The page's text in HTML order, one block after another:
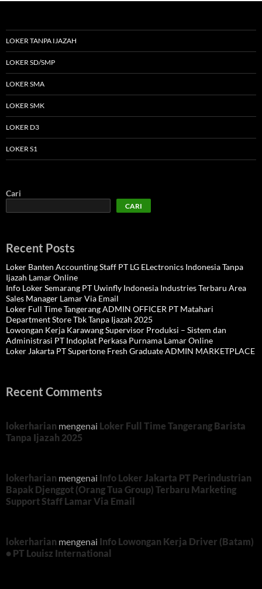
LOKER TANPA IJAZAH
LOKER SD/SMP
LOKER SMA
LOKER SMK
LOKER D3
LOKER S1
Cari
CARI
Recent Posts
Loker Banten Accounting Staff PT LG ELectronics Indonesia Tanpa
Ijazah Lamar Online
Info Loker Semarang PT Uwinfly Indonesia Industries Terbaru Area
Sales Manager Lamar Via Email
Loker Full Time Tangerang ADMIN OFFICER PT Matahari
Department Store Tbk Tanpa Ijazah 2025
Lowongan Kerja Karawang Supervisor Produksi – Sistem dan
Administrasi PT Indoplat Perkasa Purnama Lamar Online
Loker Jakarta PT Supertone Fresh Graduate ADMIN MARKETPLACE
Recent Comments
lokerharian mengenai Loker Full Time Tangerang Barista
Tanpa Ijazah 2025
lokerharian mengenai Info Loker Jakarta PT Perindustrian
Bapak Djenggot (Orang Tua Group) Terbaru Marketing
Support Staff Lamar Via Email
lokerharian mengenai Info Lowongan Kerja Driver (Batam)
• PT Louisz International